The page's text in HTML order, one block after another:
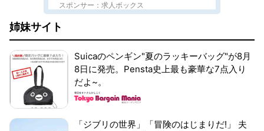
スポンサー：求人ボックス
姉妹サイト
Suicaのペンギン"夏のラッキーバッグ"が8月
8日に発売。Pensta史上最も豪華な7点入り
だよ~。
「ジブリの世界」「冒険のはじまりだ!」 夫